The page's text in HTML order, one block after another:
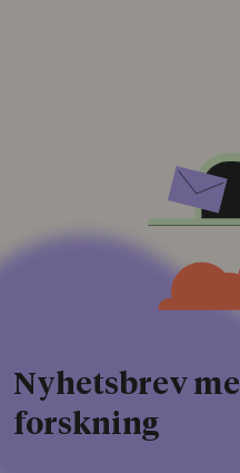
Nyhetsbrev
forskning